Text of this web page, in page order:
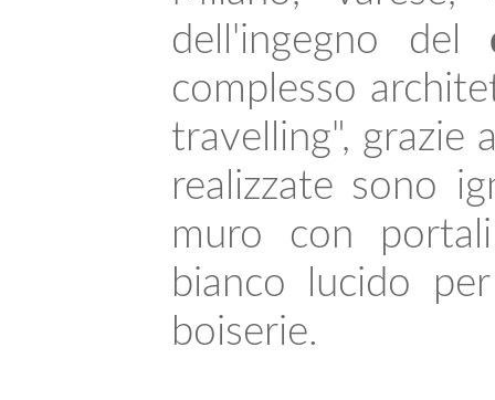
dell'ingegno del
complesso
travelling", grazie
realizzate sono
muro con
bianco lucido
boiserie.